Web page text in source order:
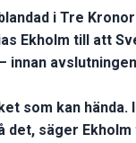
i Tre
Ekholm till att
innan
som kan hända.
det, säger Ekholm